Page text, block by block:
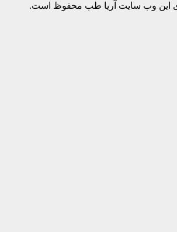
این وب سایت آریا طب محفوظ است.